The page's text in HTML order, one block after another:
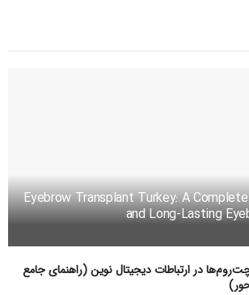
Eyebrow Transplant Turkey: A
and Long-Lasting
در ارتباطات دیجیتال نوین (راهنمای جامع